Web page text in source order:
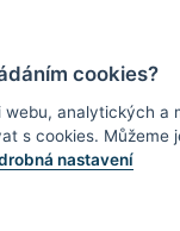
programu AutoCAD,
cookies?
webu, analytických a
s cookies. Můžeme
nastavení